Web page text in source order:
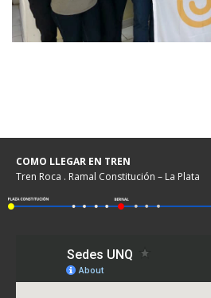
COMO LLEGAR EN TREN
Tren Roca . Ramal Constitución – La Plata